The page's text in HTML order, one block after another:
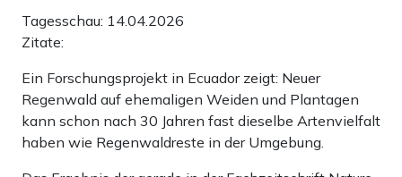
Tagesschau: 14.04.2026
Zitate:
Ein Forschungsprojekt in Ecuador zeigt: Neuer
Regenwald auf ehemaligen Weiden und Plantagen
kann schon nach 30 Jahren fast dieselbe Artenvielfalt
haben wie Regenwaldreste in der Umgebung.